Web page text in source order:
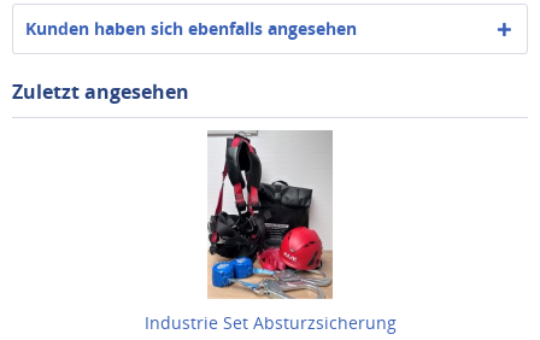
Kunden haben sich ebenfalls angesehen
Zuletzt angesehen
Industrie Set Absturzsicherung